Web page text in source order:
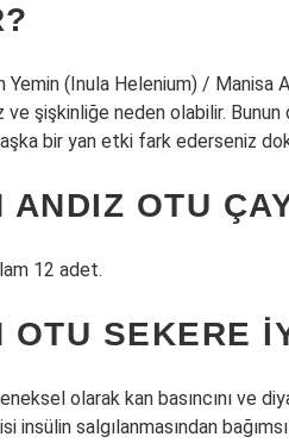
Yemin (Inula Helenium) /
ve şişkinliğe neden olabilir.
bir yan etki fark ederseniz
ANDIZ OTU
12 adet.
OTU SEKERE
olarak kan basıncını ve
insülin salgılanmasından